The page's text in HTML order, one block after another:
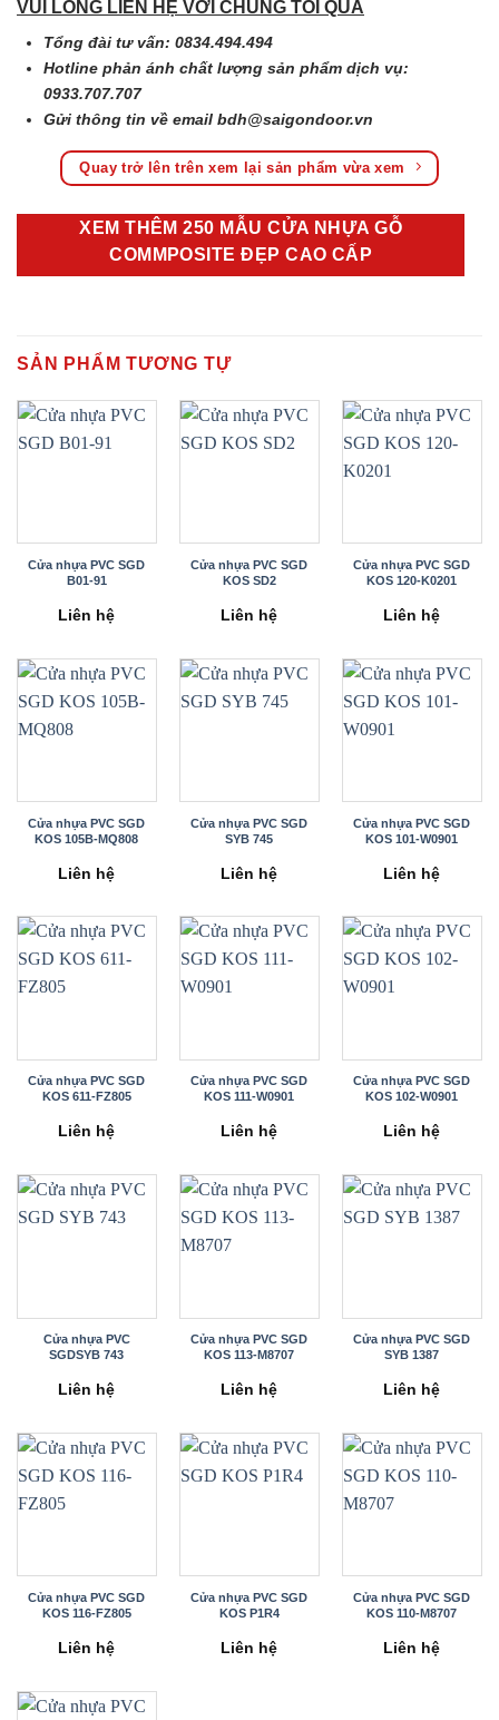
VUI LÒNG LIÊN HỆ VỚI CHÚNG TÔI QUA
Tổng đài tư vấn: 0834.494.494
Hotline phản ánh chất lượng sản phẩm dịch vụ:
0933.707.707
Gửi thông tin về emailbdh@saigondoor.vn
Quay trở lên trên xem lại sản phẩm vừa xem
XEM THÊM 250 MẪU CỬA NHỰA GỖ
COMMPOSITE ĐẸP CAO CẤP
SẢN PHẨM TƯƠNG TỰ
Cửa nhựa PVC SGD
B01-91
Liên hệ
Cửa nhựa PVC SGD
KOS SD2
Liên hệ
Cửa nhựa PVC SGD
KOS 120-K0201
Liên hệ
Cửa nhựa PVC SGD
KOS 105B-MQ808
Liên hệ
Cửa nhựa PVC SGD
SYB 745
Liên hệ
Cửa nhựa PVC SGD
KOS 101-W0901
Liên hệ
Cửa nhựa PVC SGD
KOS 611-FZ805
Liên hệ
Cửa nhựa PVC SGD
KOS 111-W0901
Liên hệ
Cửa nhựa PVC SGD
KOS 102-W0901
Liên hệ
Cửa nhựa PVC
SGDSYB 743
Liên hệ
Cửa nhựa PVC SGD
KOS 113-M8707
Liên hệ
Cửa nhựa PVC SGD
SYB 1387
Liên hệ
Cửa nhựa PVC SGD
KOS 116-FZ805
Liên hệ
Cửa nhựa PVC SGD
KOS P1R4
Liên hệ
Cửa nhựa PVC SGD
KOS 110-M8707
Liên hệ